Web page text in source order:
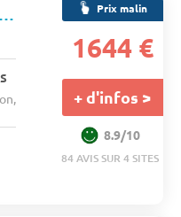
Domaine Les greens du Bassin d'Arcachon
★★★ Prix malin
1644 €
+ d'infos >
8.9/10
84 AVIS SUR 4 SITES